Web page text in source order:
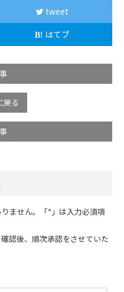
tweet
はてブ
戻る
ません。 「*」 は入力必須項
認後、順次承認をさせていた